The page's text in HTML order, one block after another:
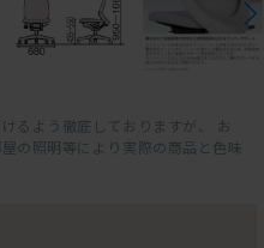
るよう徹底しておりますが、 お
の照明等により実際の商品と色味